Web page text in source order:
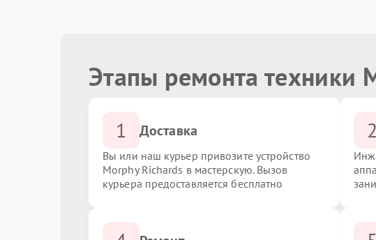
Этапы ремонта техники
1 Доставка
Вы или наш курьер привозите устройство
Morphy Richards в мастерскую. Вызов
курьера предоставляется бесплатно
2